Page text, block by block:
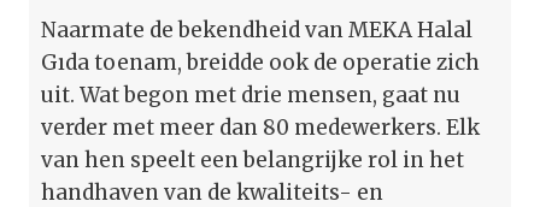
Naarmate de bekendheid van MEKA Halal
Gıda toenam, breidde ook de operatie zich
uit. Wat begon met drie mensen, gaat nu
verder met meer dan 80 medewerkers. Elk
van hen speelt een belangrijke rol in het
handhaven van de kwaliteits- en